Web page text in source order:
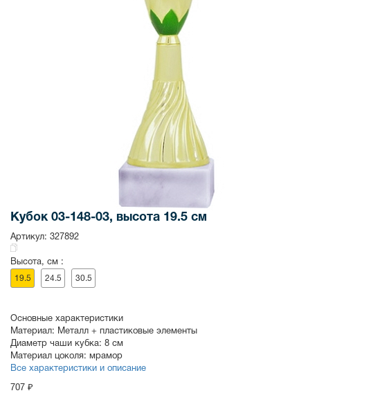
Кубок 03-148-03, высота 19.5 см
Артикул: 327892
Высота, см :
19.5 24.5 30.5
Основные характеристики
Материал: Металл + пластиковые элементы
Диаметр чаши кубка: 8 см
Материал цоколя: мрамор
Все характеристики и описание
707 ₽